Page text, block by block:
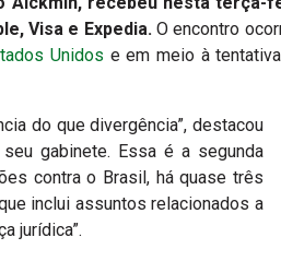
Visa e Expedia.O encontro
Unidos e em meio à
do que divergência”, destacou
gabinete. Essa é a segunda
contra o Brasil, há quase três
inclui assuntos relacionados a
jurídica”.